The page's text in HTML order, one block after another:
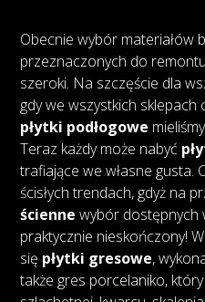
Obecnie wybór materiałów
przeznaczonych do
szeroki. Na szczęście dla
gdy we wszystkich sklepach
płytki podłogowe
Teraz każdy może nabyć
trafiające we własne gusta.
ścisłych trendach, gdyż na
ścienne wybór
praktycznie nieskończony!
się płytki gresowe,
także gres porcelaniko,